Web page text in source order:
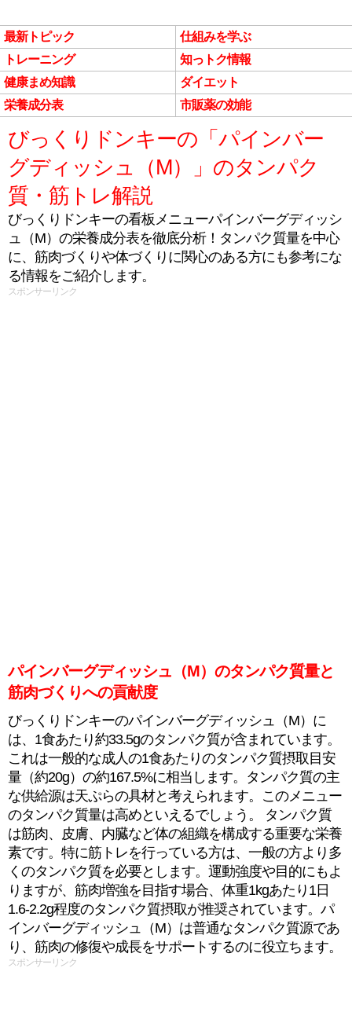
最新トピック
仕組みを学ぶ
トレーニング
知っトク情報
健康まめ知識
ダイエット
栄養成分表
市販薬の効能
びっくりドンキーの「パインバー
グディッシュ（M）」のタンパク
質・筋トレ解説
びっくりドンキーの看板メニューパインバーグディッシ
ュ（M）の栄養成分表を徹底分析！タンパク質量を中心
に、筋肉づくりや体づくりに関心のある方にも参考にな
る情報をご紹介します。
スポンサーリンク
パインバーグディッシュ（M）のタンパク質量と
筋肉づくりへの貢献度
びっくりドンキーのパインバーグディッシュ（M）に
は、1食あたり約33.5gのタンパク質が含まれています。
これは一般的な成人の1食あたりのタンパク質摂取目安
量（約20g）の約167.5%に相当します。タンパク質の主
な供給源は天ぷらの具材と考えられます。このメニュー
のタンパク質量は高めといえるでしょう。 タンパク質
は筋肉、皮膚、内臓など体の組織を構成する重要な栄養
素です。特に筋トレを行っている方は、一般の方より多
くのタンパク質を必要とします。運動強度や目的にもよ
りますが、筋肉増強を目指す場合、体重1kgあたり1日
1.6-2.2g程度のタンパク質摂取が推奨されています。パ
インバーグディッシュ（M）は普通なタンパク質源であ
り、筋肉の修復や成長をサポートするのに役立ちます。
スポンサーリンク